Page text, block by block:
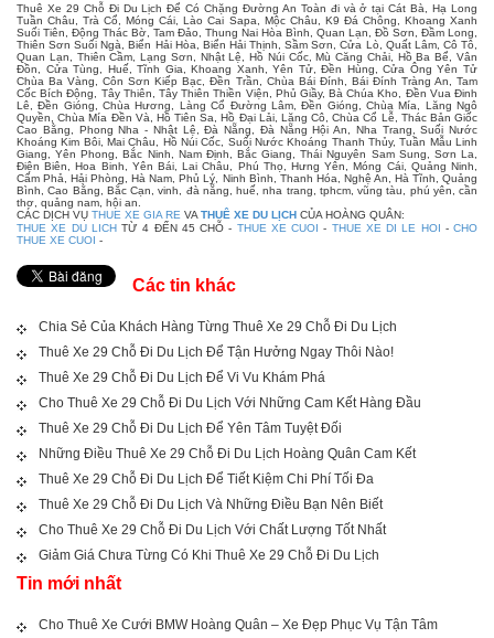
Thuê Xe 29 Chỗ Đi Du Lịch Để Có Chặng Đường An Toàn đi và ở tại Cát Bà, Hạ Long
Tuần Châu, Trà Cổ, Móng Cái, Lào Cai Sapa, Mộc Châu, K9 Đá Chông, Khoang Xanh
Suối Tiên, Động Thác Bờ, Tam Đảo, Thung Nai Hòa Bình, Quan Lạn, Đồ Sơn, Đầm Long,
Thiên Sơn Suối Ngà, Biển Hải Hòa, Biển Hải Thịnh, Sầm Sơn, Cửa Lò, Quất Lâm, Cô Tô,
Quan Lạn, Thiên Cầm, Lạng Sơn, Nhật Lệ, Hồ Núi Cốc, Mù Căng Chải, Hồ Ba Bể, Vân
Đồn, Cửa Tùng, Huế, Tĩnh Gia, Khoang Xanh, Yên Tử, Đền Hùng, Cửa Ông Yên Tử
Chùa Ba Vàng, Côn Sơn Kiếp Bạc, Đền Trần, Chùa Bái Đính, Bái Đính Tràng An, Tam
Cốc Bích Động, Tây Thiên, Tây Thiên Thiền Viện, Phủ Giầy, Bà Chúa Kho, Đền Vua Đinh
Lê, Đền Gióng, Chùa Hương, Làng Cổ Đường Lâm, Đền Gióng, Chùa Mía, Lăng Ngô
Quyền, Chùa Mía Đền Và, Hồ Tiên Sa, Hồ Đại Lải, Lăng Cô, Chùa Cổ Lễ, Thác Bản Giốc
Cao Bằng, Phong Nha - Nhật Lệ, Đà Nẵng, Đà Nẵng Hội An, Nha Trang, Suối Nước
Khoáng Kim Bôi, Mai Châu, Hồ Núi Cốc, Suối Nước Khoáng Thanh Thủy, Tuần Mẫu Linh
Giang, Yên Phong, Bắc Ninh, Nam Định, Bắc Giang, Thái Nguyên Sam Sung, Sơn La,
Điện Biên, Hoa Binh, Yên Bái, Lai Châu, Phú Thọ, Hưng Yên, Móng Cái, Quảng Ninh,
Cẩm Phả, Hải Phòng, Hà Nam, Phủ Lý, Ninh Bình, Thanh Hóa, Nghệ An, Hà Tĩnh, Quảng
Bình, Cao Bằng, Bắc Cạn, vinh, đà nẵng, huế, nha trang, tphcm, vũng tàu, phú yên, cần
thơ, quảng nam, hội an.
CÁC DỊCH VỤ THUE XE GIA RE VA THUÊ XE DU LỊCH CỦA HOÀNG QUÂN:
THUE XE DU LICHTỪ 4 ĐẾN 45 CHỖ - THUE XE CUOI - THUE XE DI LE HOI - CHO
THUE XE CUOI -
Các tin khác
Chia Sẻ Của Khách Hàng Từng Thuê Xe 29 Chỗ Đi Du Lịch
Thuê Xe 29 Chỗ Đi Du Lịch Để Tận Hưởng Ngay Thôi Nào!
Thuê Xe 29 Chỗ Đi Du Lịch Để Vi Vu Khám Phá
Cho Thuê Xe 29 Chỗ Đi Du Lịch Với Những Cam Kết Hàng Đầu
Thuê Xe 29 Chỗ Đi Du Lịch Để Yên Tâm Tuyệt Đối
Những Điều Thuê Xe 29 Chỗ Đi Du Lịch Hoàng Quân Cam Kết
Thuê Xe 29 Chỗ Đi Du Lịch Để Tiết Kiệm Chi Phí Tối Đa
Thuê Xe 29 Chỗ Đi Du Lịch Và Những Điều Bạn Nên Biết
Cho Thuê Xe 29 Chỗ Đi Du Lịch Với Chất Lượng Tốt Nhất
Giảm Giá Chưa Từng Có Khi Thuê Xe 29 Chỗ Đi Du Lịch
Tin mới nhất
Cho Thuê Xe Cưới BMW Hoàng Quân – Xe Đẹp Phục Vụ Tận Tâm